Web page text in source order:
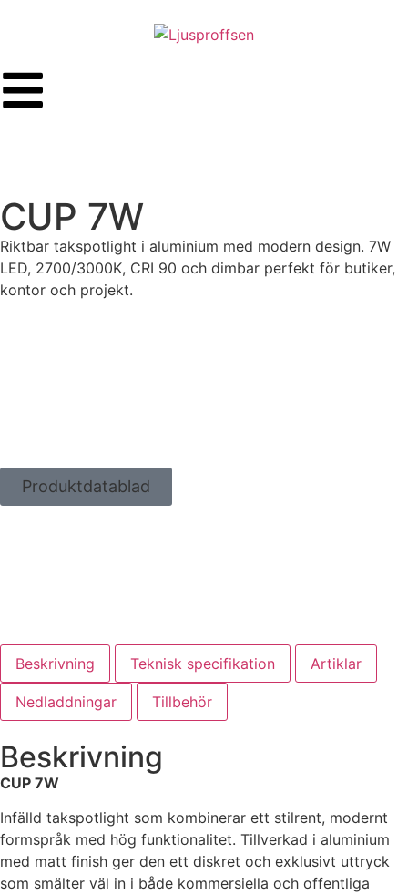
CUP 7W
Riktbar takspotlight i aluminium med modern design. 7W
LED, 2700/3000K, CRI 90 och dimbar perfekt för butiker,
kontor och projekt.
Produktdatablad
Beskrivning Teknisk specifikation Artiklar
Nedladdningar Tillbehör
Beskrivning
CUP 7W
Infälld takspotlight som kombinerar ett stilrent, modernt
formspråk med hög funktionalitet. Tillverkad i aluminium
med matt finish ger den ett diskret och exklusivt uttryck
som smälter väl in i både kommersiella och offentliga